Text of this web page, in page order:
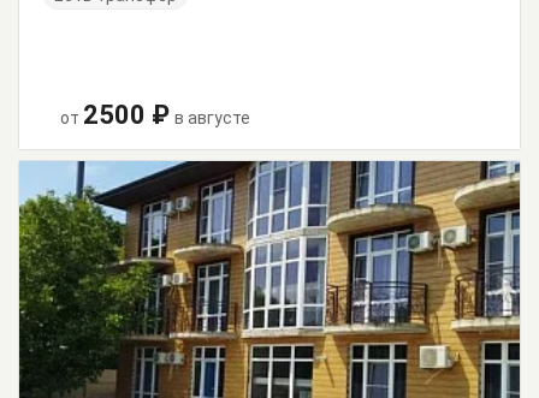
от 2500 ₽ в августе